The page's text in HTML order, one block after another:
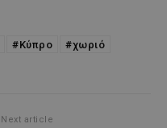
#Κύπρο
#χωριό
Next article